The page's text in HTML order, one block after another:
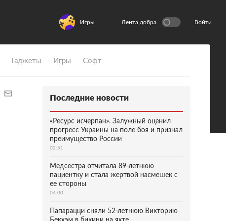
Игры Лента добра Войти
Гаджеты Игры Софт
Последние новости
«Ресурс исчерпан». Залужный оценил
прогресс Украины на поле боя и признал
преимущество России
02:51
Медсестра отчитала 89-летнюю
пациентку и стала жертвой насмешек с
ее стороны
04:00
Папарацци сняли 52-летнюю Викторию